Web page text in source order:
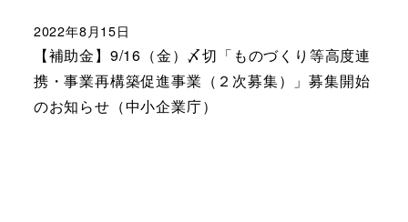
【補助金】9/16（金）〆切「ものづくり等高度連
携・事業再構築促進事業（２次募集）」募集開始
のお知らせ（中小企業庁）
2022年8月15日